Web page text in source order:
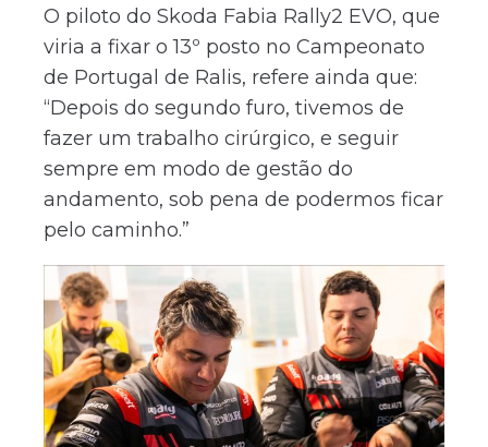
O piloto do Skoda Fabia Rally2 EVO, que
viria a fixar o 13º posto no Campeonato
de Portugal de Ralis, refere ainda que:
“Depois do segundo furo, tivemos de
fazer um trabalho cirúrgico, e seguir
sempre em modo de gestão do
andamento, sob pena de podermos ficar
pelo caminho.”